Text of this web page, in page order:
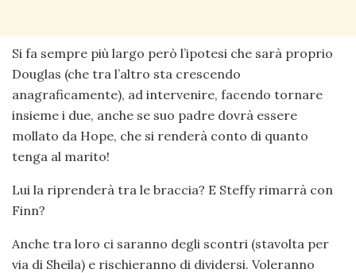
Si fa sempre più largo però l’ipotesi che sarà proprio
Douglas (che tra l’altro sta crescendo
anagraficamente), ad intervenire, facendo tornare
insieme i due, anche se suo padre dovrà essere
mollato da Hope, che si renderà conto di quanto
tenga al marito!
Lui la riprenderà tra le braccia? E Steffy rimarrà con
Finn?
Anche tra loro ci saranno degli scontri (stavolta per
via di Sheila) e rischieranno di dividersi. Voleranno